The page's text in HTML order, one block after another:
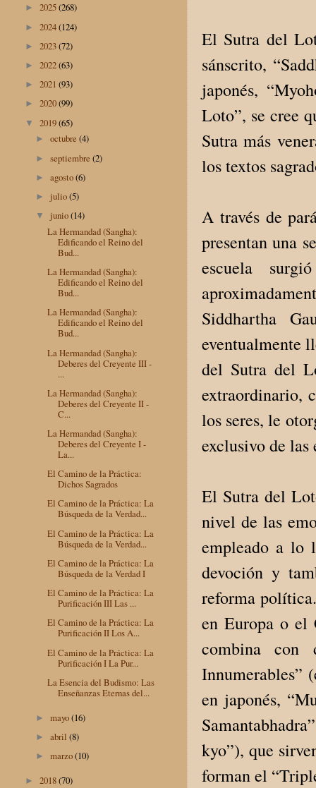
El Sutra del
sánscrito,
japonés,
Loto”, se cree
Sutra más
los textos
A través de
presentan una
escuela
Siddhartha
eventualmente
del Sutra del
extraordinario,
los seres, le
exclusivo de las
El Sutra del
nivel de las
empleado a lo
devoción y
reforma
en Europa o el
combina con
Innumerables”
en japonés,
kyo”), que
forman el
► 2025(268)
► 2024(124)
► 2023(72)
► 2022(63)
► 2021 (93)
► 2020(99)
▼ 2019(65)
►octubre(4)
►septiembre(2)
►agosto(6)
► julio(5)
▼ junio(14)
La Hermandad (Sangha):
Edificando el Reino del
Bud...
La Hermandad (Sangha):
Edificando el Reino del
Bud...
La Hermandad (Sangha):
Edificando el Reino del
Bud...
La Hermandad (Sangha):
Deberes del Creyente III -
...
La Hermandad (Sangha):
Deberes del Creyente II -
C...
La Hermandad (Sangha):
Deberes del Creyente I -
La...
El Camino de la Práctica:
Dichos Sagrados
El Camino de la Práctica: La
Búsqueda de la Verdad...
El Camino de la Práctica: La
Búsqueda de la Verdad...
El Camino de la Práctica: La
Búsqueda de la Verdad I
El Camino de la Práctica: La
Purificación III Las ...
El Camino de la Práctica: La
Purificación II Los A...
El Camino de la Práctica: La
Purificación I La Pur...
La Esencia del Budismo: Las
Enseñanzas Eternas del...
►mayo(16)
►abril(8)
►marzo(10)
► 2018(70)